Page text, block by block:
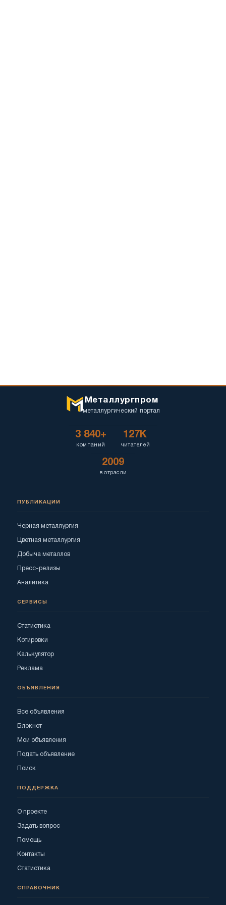
Металлургпром
металлургический портал
3 840+
компаний
127K
читателей
2009
в отрасли
ПУБЛИКАЦИИ
Черная металлургия
Цветная металлургия
Добыча металлов
Пресс-релизы
Аналитика
СЕРВИСЫ
Статистика
Котировки
Калькулятор
Реклама
ОБЪЯВЛЕНИЯ
Все объявления
Блокнот
Мои объявления
Подать объявление
Поиск
ПОДДЕРЖКА
О проекте
Задать вопрос
Помощь
Контакты
Статистика
СПРАВОЧНИК